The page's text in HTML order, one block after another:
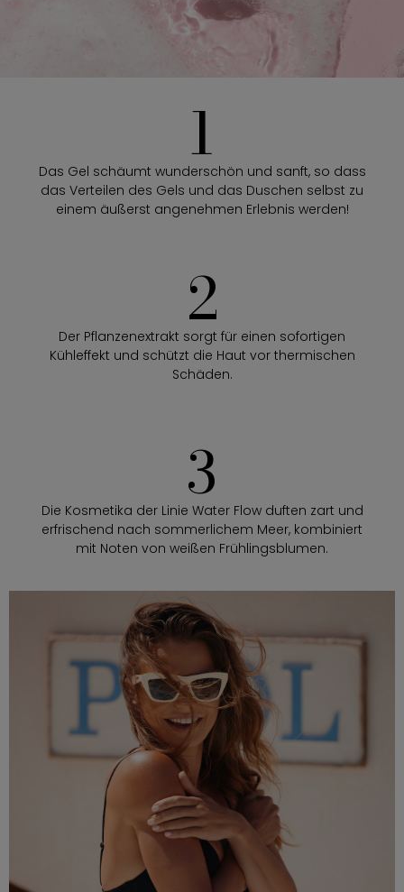
1
Das Gel schäumt wunderschön und sanft, so dass
das Verteilen des Gels und das Duschen selbst zu
einem äußerst angenehmen Erlebnis werden!
2
Der Pflanzenextrakt sorgt für einen sofortigen
Kühleffekt und schützt die Haut vor thermischen
Schäden.
3
Die Kosmetika der Linie Water Flow duften zart und
erfrischend nach sommerlichem Meer, kombiniert
mit Noten von weißen Frühlingsblumen.